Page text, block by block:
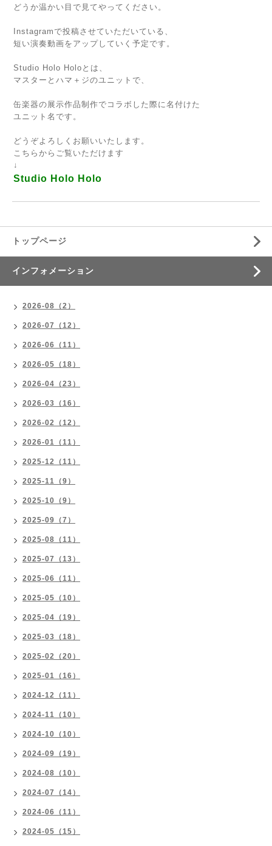
どうか温かい目で見てやってください。
Instagramで投稿させていただいている、
短い演奏動画をアップしていく予定です。
Studio Holo Holoとは、
マスターとハマ＋ジのユニットで、
缶楽器の展示作品制作でコラボした際に名付けた
ユニット名です。
どうぞよろしくお願いいたします。
こちらからご覧いただけます
↓
Studio Holo Holo
トップページ
インフォメーション
2026-08（2）
2026-07（12）
2026-06（11）
2026-05（18）
2026-04（23）
2026-03（16）
2026-02（12）
2026-01（11）
2025-12（11）
2025-11（9）
2025-10（9）
2025-09（7）
2025-08（11）
2025-07（13）
2025-06（11）
2025-05（10）
2025-04（19）
2025-03（18）
2025-02（20）
2025-01（16）
2024-12（11）
2024-11（10）
2024-10（10）
2024-09（19）
2024-08（10）
2024-07（14）
2024-06（11）
2024-05（15）